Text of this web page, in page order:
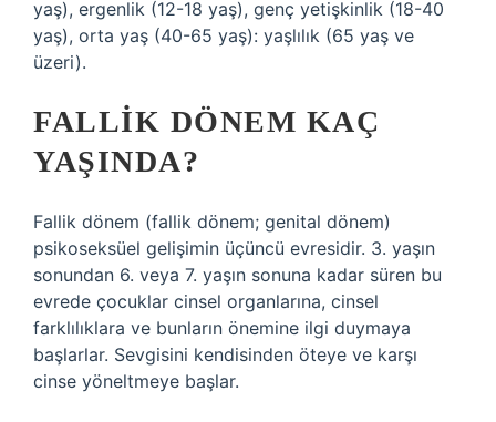
yaş), ergenlik (12-18 yaş), genç yetişkinlik (18-40
yaş), orta yaş (40-65 yaş): yaşlılık (65 yaş ve
üzeri).
FALLIK DÖNEM KAÇ
YAŞINDA?
Fallik dönem (fallik dönem; genital dönem)
psikoseksüel gelişimin üçüncü evresidir. 3. yaşın
sonundan 6. veya 7. yaşın sonuna kadar süren bu
evrede çocuklar cinsel organlarına, cinsel
farklılıklara ve bunların önemine ilgi duymaya
başlarlar. Sevgisini kendisinden öteye ve karşı
cinse yöneltmeye başlar.